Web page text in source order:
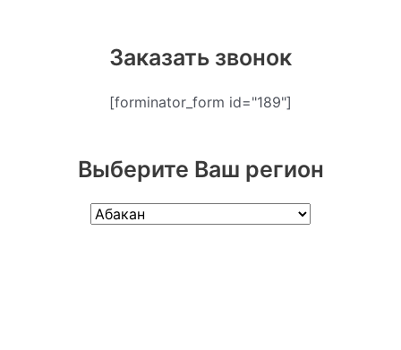
Заказать звонок
[forminator_form id="189"]
Выберите Ваш регион